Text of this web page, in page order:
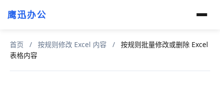
鹰迅办公
首页 / 按规则修改 Excel 内容 /
按规则批量修改或删除 Excel
表格内容